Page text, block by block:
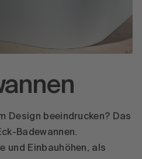
Design beeindrucken? Das
Badewannen.
und Einbauhöhen, als